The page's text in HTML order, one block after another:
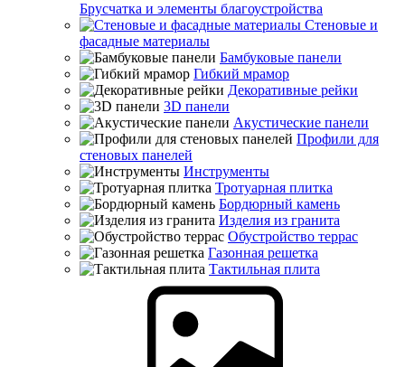
Брусчатка и элементы благоустройства
Стеновые и
фасадные материалы
Бамбуковые панели
Гибкий мрамор
Декоративные рейки
3D панели
Акустические панели
Профили для
стеновых панелей
Инструменты
Тротуарная плитка
Бордюрный камень
Изделия из гранита
Обустройство террас
Газонная решетка
Тактильная плита